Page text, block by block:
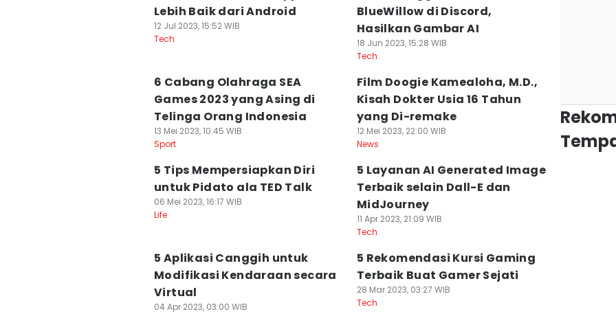
Lebih Baik dari Android
12 Jul 2023, 15:52 WIB
Tech
BlueWillow di Discord,
Hasilkan Gambar AI
18 Jun 2023, 15:28 WIB
Tech
6 Cabang Olahraga SEA
Games 2023 yang Asing di
Telinga Orang Indonesia
13 Mei 2023, 10:45 WIB
Sport
Film Doogie Kamealoha, M.D.,
Kisah Dokter Usia 16 Tahun
yang Di-remake
12 Mei 2023, 22:00 WIB
News
5 Tips Mempersiapkan Diri
untuk Pidato ala TED Talk
06 Mei 2023, 16:17 WIB
Life
5 Layanan AI Generated Image
Terbaik selain Dall-E dan
MidJourney
11 Apr 2023, 21:09 WIB
Tech
5 Aplikasi Canggih untuk
Modifikasi Kendaraan secara
Virtual
04 Apr 2023, 03:00 WIB
5 Rekomendasi Kursi Gaming
Terbaik Buat Gamer Sejati
28 Mar 2023, 03:27 WIB
Tech